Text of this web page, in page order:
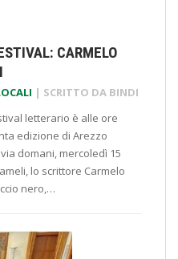
CARMELO
| SCRITTO DA BINDI
letterario è alle ore
edizione di Arezzo
domani, mercoledì 15
lo scrittore Carmelo
nero,…